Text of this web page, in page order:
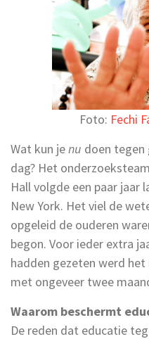
Foto: Fechi
Wat kun jenu doen tegen
dag? Het
Hall volgde een paar jaar
New York. Het viel de
opgeleid de ouderen
begon. Voor ieder extra
hadden gezeten werd
met ongeveer twee
Waarom beschermt
De reden dat educatie